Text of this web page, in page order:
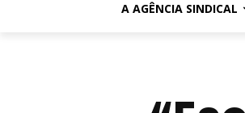
A AGÊNCIA SINDICAL